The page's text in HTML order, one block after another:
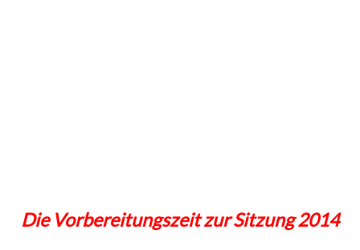
Die Vorbereitungszeit zur Sitzung 2014